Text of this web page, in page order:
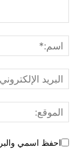
احفظ اسمي